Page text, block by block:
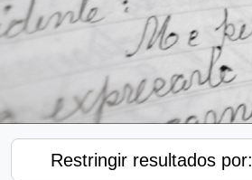
Restringir resultados por: